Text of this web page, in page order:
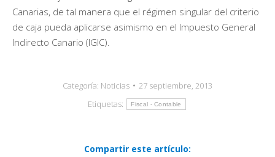
Canarias, de tal manera que el régimen singular del criterio
de caja pueda aplicarse asimismo en el Impuesto General
Indirecto Canario (IGIC).
Categoría: Noticias
27 septiembre, 2013
Etiquetas:
Fiscal - Contable
Compartir este artículo: